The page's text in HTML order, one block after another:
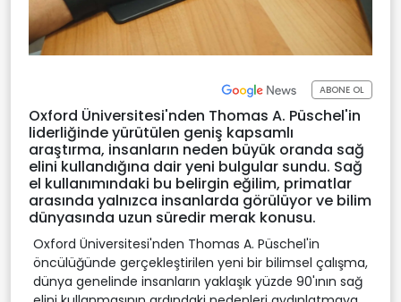
ABONE OL
Oxford Üniversitesi'nden Thomas A. Püschel'in
liderliğinde yürütülen geniş kapsamlı
araştırma, insanların neden büyük oranda sağ
elini kullandığına dair yeni bulgular sundu. Sağ
el kullanımındaki bu belirgin eğilim, primatlar
arasında yalnızca insanlarda görülüyor ve bilim
dünyasında uzun süredir merak konusu.
Oxford Üniversitesi'nden Thomas A. Püschel'in
öncülüğünde gerçekleştirilen yeni bir bilimsel çalışma,
dünya genelinde insanların yaklaşık yüzde 90'ının sağ